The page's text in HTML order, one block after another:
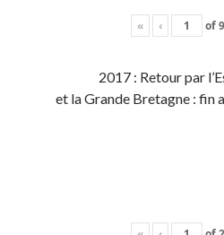
« ‹ of
2017 : Retour par
et la Grande Bretagne : fin